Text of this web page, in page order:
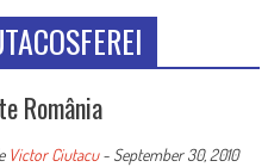
România
Victor Ciutacu- September 30, 2010